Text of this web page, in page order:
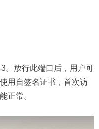
。放行此端口后，用户可
用自签名证书，首次访
正常。